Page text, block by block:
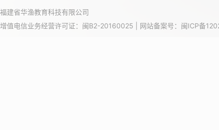
福建省华渔教育科技有限公司
增值电信业务经营许可证：闽B2-20160025 | 网站备案号： 闽ICP备